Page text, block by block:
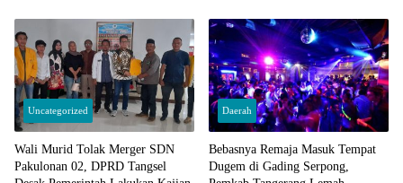
Uncategorized
Wali Murid Tolak Merger SDN
Pakulonan 02, DPRD Tangsel
Daerah
Bebasnya Remaja Masuk Tempat
Dugem di Gading Serpong,